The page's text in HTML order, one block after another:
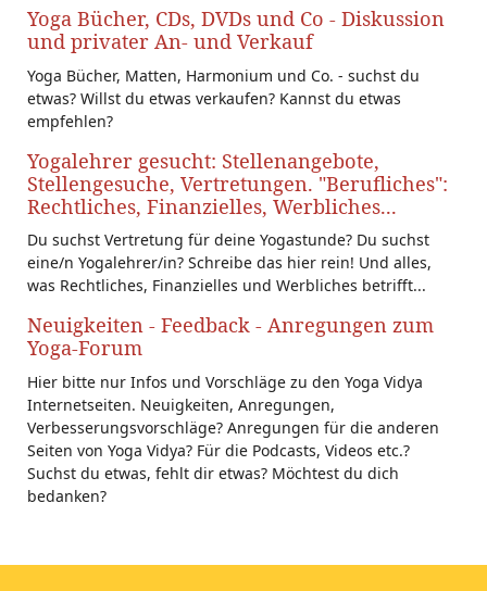
Yoga Bücher, CDs, DVDs und Co - Diskussion
und privater An- und Verkauf
Yoga Bücher, Matten, Harmonium und Co. - suchst du
etwas? Willst du etwas verkaufen? Kannst du etwas
empfehlen?
Yogalehrer gesucht: Stellenangebote,
Stellengesuche, Vertretungen. "Berufliches":
Rechtliches, Finanzielles, Werbliches...
Du suchst Vertretung für deine Yogastunde? Du suchst
eine/n Yogalehrer/in? Schreibe das hier rein! Und alles,
was Rechtliches, Finanzielles und Werbliches betrifft...
Neuigkeiten - Feedback - Anregungen zum
Yoga-Forum
Hier bitte nur Infos und Vorschläge zu den Yoga Vidya
Internetseiten. Neuigkeiten, Anregungen,
Verbesserungsvorschläge? Anregungen für die anderen
Seiten von Yoga Vidya? Für die Podcasts, Videos etc.?
Suchst du etwas, fehlt dir etwas? Möchtest du dich
bedanken?